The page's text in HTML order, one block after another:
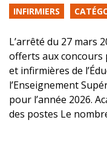
INFIRMIERS
L’arrêté du 27 mars
offerts aux
et infirmières de
l’Enseignement
pour l’année 2026.
des postes Le